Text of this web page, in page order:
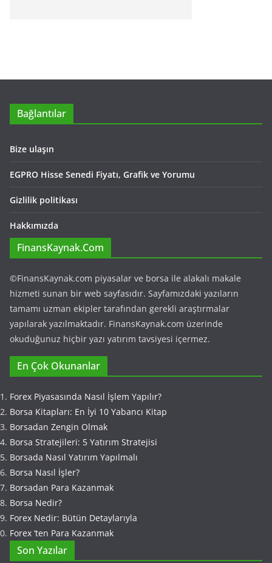
Bağlantılar
Bize ulaşın
EGPRO Hisse Senedi Fiyatı, Grafik ve Yorumu
Gizlilik politikası
Hakkımızda
FinansKaynak.Com
©FinansKaynak.com piyasalar ve borsa ile alakalı makale
hizmeti sunan bir web sayfasıdır. Sayfamızdaki yazıların
tamamı uzman ekipler tarafından gerekli araştırmalar
yapılarak yazılmaktadır. FinansKaynak.com üzerinde
okuduğunuz hiçbir yazı yatırım tavsiyesi içermez.
En Çok Okunanlar
Forex Piyasasında Nasıl İşlem Yapılır?
Borsa Kitapları: En İyi 10 Yabancı Kitap
Borsadan Zengin Olmak
Borsa Stratejileri: 5 Yatırım Stratejisi
Borsada Nasıl Yatırım Yapılmalı
Borsa Nasıl İşler?
Borsadan Para Kazanmak
Borsa Nedir?
Forex Nedir: Bütün Detaylarıyla
Forex ‘ten Para Kazanmak
Son Yazılar